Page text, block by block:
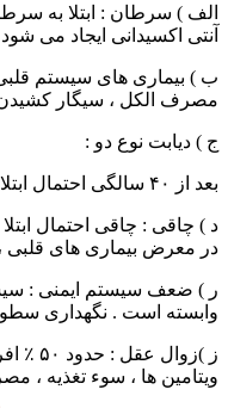
آنتی اکسیدانی ایجاد می
ب ) بیماری های سیستم
مصرف الکل ، سیگار
ج ) دیابت نوع دو :
بعد از ۴۰ سالگی احتمال ابتلا به دیابت نوع دو ، هر ۱۰ سال دو برابر می شود و بیشتر در افراد دارای اضافه وزن دیده می شود .
در معرض بیماری های قلبی
وابسته است . نگهداری
ویتامین ها ، سوء تغذیه